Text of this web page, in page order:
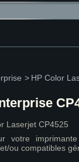
> HP Color
Laserjet CP4525
votre imprimante
ou compatibles